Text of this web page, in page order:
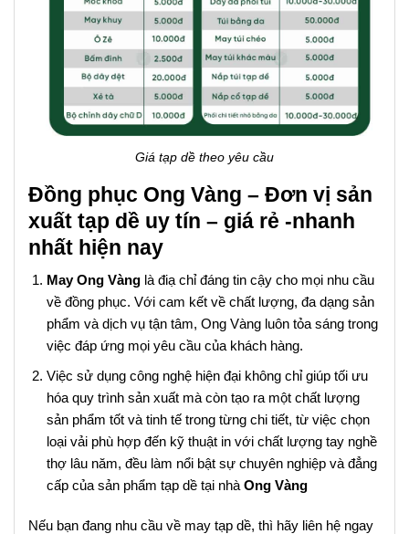
Giá tạp dề theo yêu cầu
Đồng phục Ong Vàng – Đơn vị sản
xuất tạp dề uy tín – giá rẻ -nhanh
nhất hiện nay
May Ong Vànglà điạ chỉ đáng tin cậy cho mọi nhu cầu
về đồng phục. Với cam kết về chất lượng, đa dạng sản
phẩm và dịch vụ tận tâm, Ong Vàng luôn tỏa sáng trong
việc đáp ứng mọi yêu cầu của khách hàng.
Việc sử dụng công nghệ hiện đại không chỉ giúp tối ưu
hóa quy trình sản xuất mà còn tạo ra một chất lượng
sản phẩm tốt và tinh tế trong từng chi tiết, từ việc chọn
loại vải phù hợp đến kỹ thuật in với chất lượng tay nghề
thợ lâu năm, đều làm nổi bật sự chuyên nghiệp và đẳng
cấp của sản phẩm tạp dề tại nhà Ong Vàng
Nếu bạn đang nhu cầu về may tạp dề, thì hãy liên hệ ngay